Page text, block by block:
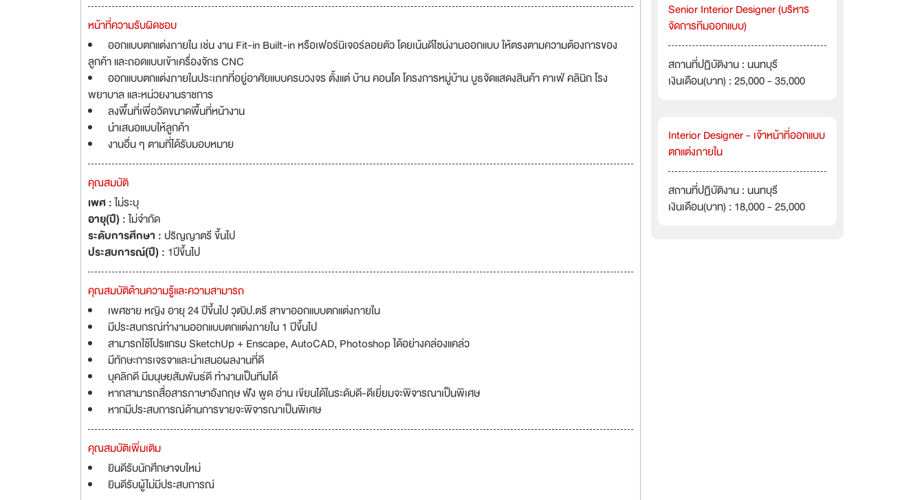
หน้าที่ความรับผิดชอบ
ออกแบบตกแต่งภายใน เช่น งาน Fit-in Built-in หรือเฟอร์นิเจอร์ลอยตัว โดยเน้นดีไซน์งานออกแบบ ให้ตรงตามความต้องการของ
ลูกค้า และถอดแบบเข้าเครื่องจักร CNC
ออกแบบตกแต่งภายในประเภทที่อยู่อาศัยแบบครบวงจร ตั้งแต่ บ้าน คอนโด โครงการหมู่บ้าน บูธจัดแสดงสินค้า คาเฟ่ คลินิก โรง
พยาบาล และหน่วยงานราชการ
ลงพื้นที่เพื่อวัดขนาดพื้นที่หน้างาน
นำเสนอแบบให้ลูกค้า
งานอื่น ๆ ตามที่ได้รับมอบหมาย
คุณสมบัติ
เพศ :ไม่ระบุ
อายุ(ปี) :ไม่จำกัด
ระดับการศึกษา :ปริญญาตรี ขึ้นไป
ประสบการณ์(ปี) : 1ปีขึ้นไป
คุณสมบัติด้านความรู้และความสามารถ
เพศชาย หญิง อายุ 24 ปีขึ้นไป วุฒิป.ตรี สาขาออกแบบตกแต่งภายใน
มีประสบกรณ์ทำงานออกแบบตกแต่งภายใน 1 ปีขึ้นไป
สามารถใช้โปรแกรม SketchUp + Enscape, AutoCAD, Photoshop ได้อย่างคล่องแคล่ว
มีทักษะการเจรจาและนำเสนอผลงานที่ดี
บุคลิกดี มีมนุษยสัมพันธ์ดี ทำงานเป็นทีมได้
หากสามารถสื่อสารภาษาอังกฤษ ฟัง พูด อ่าน เขียนได้ในระดับดี-ดีเยี่ยมจะพิจารณาเป็นพิเศษ
หากมีประสบการณ์ด้านการขายจะพิจารณาเป็นพิเศษ
คุณสมบัติเพิ่มเติม
ยินดีรับนักศึกษาจบใหม่
ยินดีรับผู้ไม่มีประสบการณ์
Senior Interior Designer (บริหาร
จัดการทีมออกแบบ)
สถานที่ปฏิบัติงาน : นนทบุรี
เงินเดือน(บาท) : 25,000 - 35,000
Interior Designer - เจ้าหน้าที่ออกแบบ
ตกแต่งภายใน
สถานที่ปฏิบัติงาน : นนทบุรี
เงินเดือน(บาท) : 18,000 - 25,000